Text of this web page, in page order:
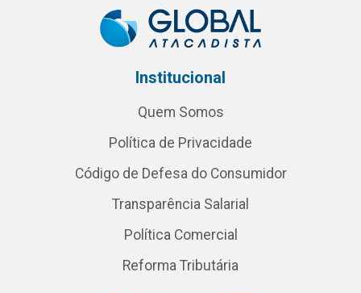
Institucional
Quem Somos
Política de Privacidade
Código de Defesa do Consumidor
Transparência Salarial
Política Comercial
Reforma Tributária